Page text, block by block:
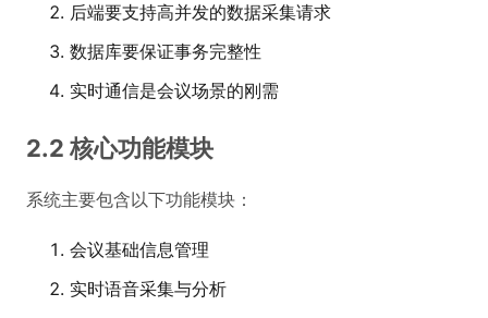
后端要支持高并发的数据采集请求
数据库要保证事务完整性
实时通信是会议场景的刚需
2.2 核心功能模块
系统主要包含以下功能模块：
会议基础信息管理
实时语音采集与分析